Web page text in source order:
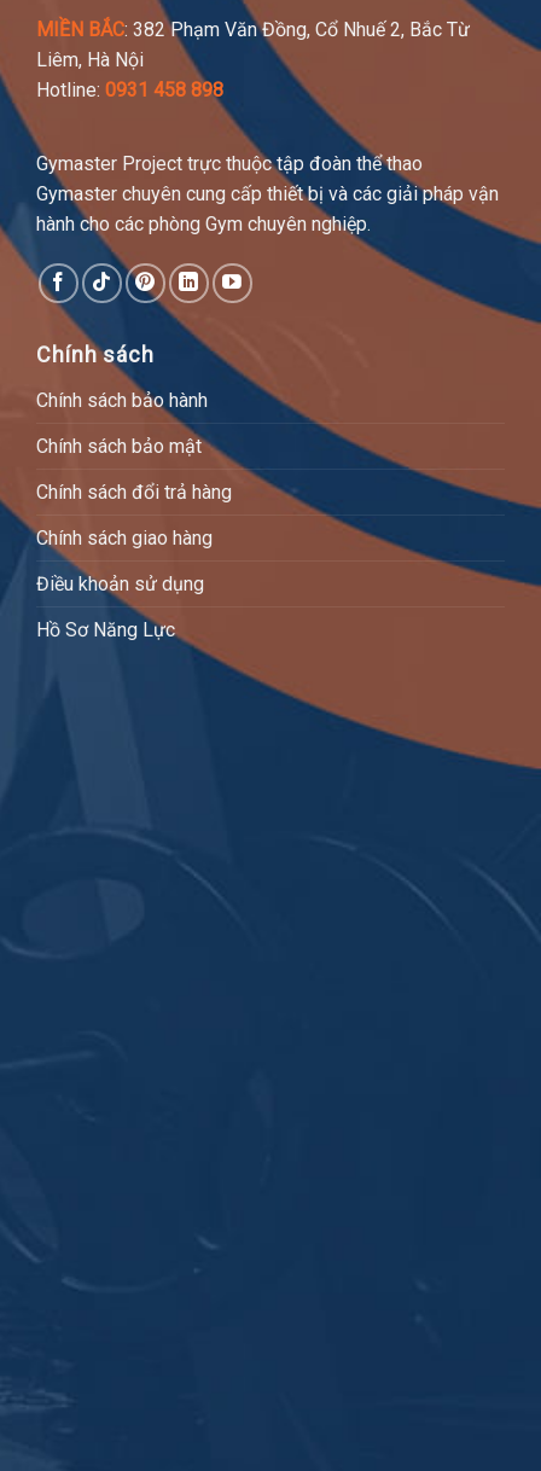
MIỀN BẮC: 382 Phạm Văn Đồng, Cổ Nhuế 2, Bắc Từ
Liêm, Hà Nội
Hotline: 0931 458 898
Gymaster Project trực thuộc tập đoàn thể thao
Gymaster chuyên cung cấp thiết bị và các giải pháp vận
hành cho các phòng Gym chuyên nghiệp.
Chính sách
Chính sách bảo hành
Chính sách bảo mật
Chính sách đổi trả hàng
Chính sách giao hàng
Điều khoản sử dụng
Hồ Sơ Năng Lực